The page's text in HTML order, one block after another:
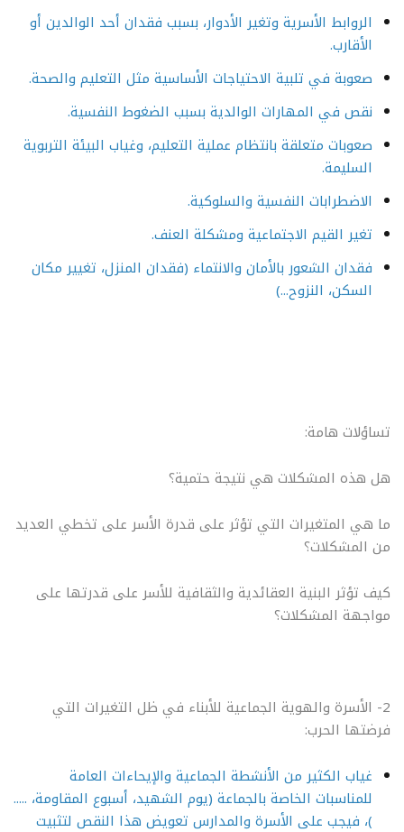
الروابط الأسرية وتغير الأدوار، بسبب فقدان أحد الوالدين أو
الأقارب.
صعوبة في تلبية الاحتياجات الأساسية مثل التعليم والصحة.
نقص في المهارات الوالدية بسبب الضغوط النفسية.
صعوبات متعلقة بانتظام عملية التعليم، وغياب البيئة التربوية
السليمة.
الاضطرابات النفسية والسلوكية.
تغير القيم الاجتماعية ومشكلة العنف.
فقدان الشعور بالأمان والانتماء (فقدان المنزل، تغيير مكان
السكن، النزوح...)
تساؤلات هامة:
هل هذه المشكلات هي نتيجة حتمية؟
ما هي المتغيرات التي تؤثر على قدرة الأسر على تخطي العديد
من المشكلات؟
كيف تؤثر البنية العقائدية والثقافية للأسر على قدرتها على
مواجهة المشكلات؟
2- الأسرة والهوية الجماعية للأبناء في ظل التغيرات التي
فرضتها الحرب:
غياب الكثير من الأنشطة الجماعية والإيحاءات العامة
للمناسبات الخاصة بالجماعة (يوم الشهيد، أسبوع المقاومة، .....
)، فيجب على الأسرة والمدارس تعويض هذا النقص لتثبيت